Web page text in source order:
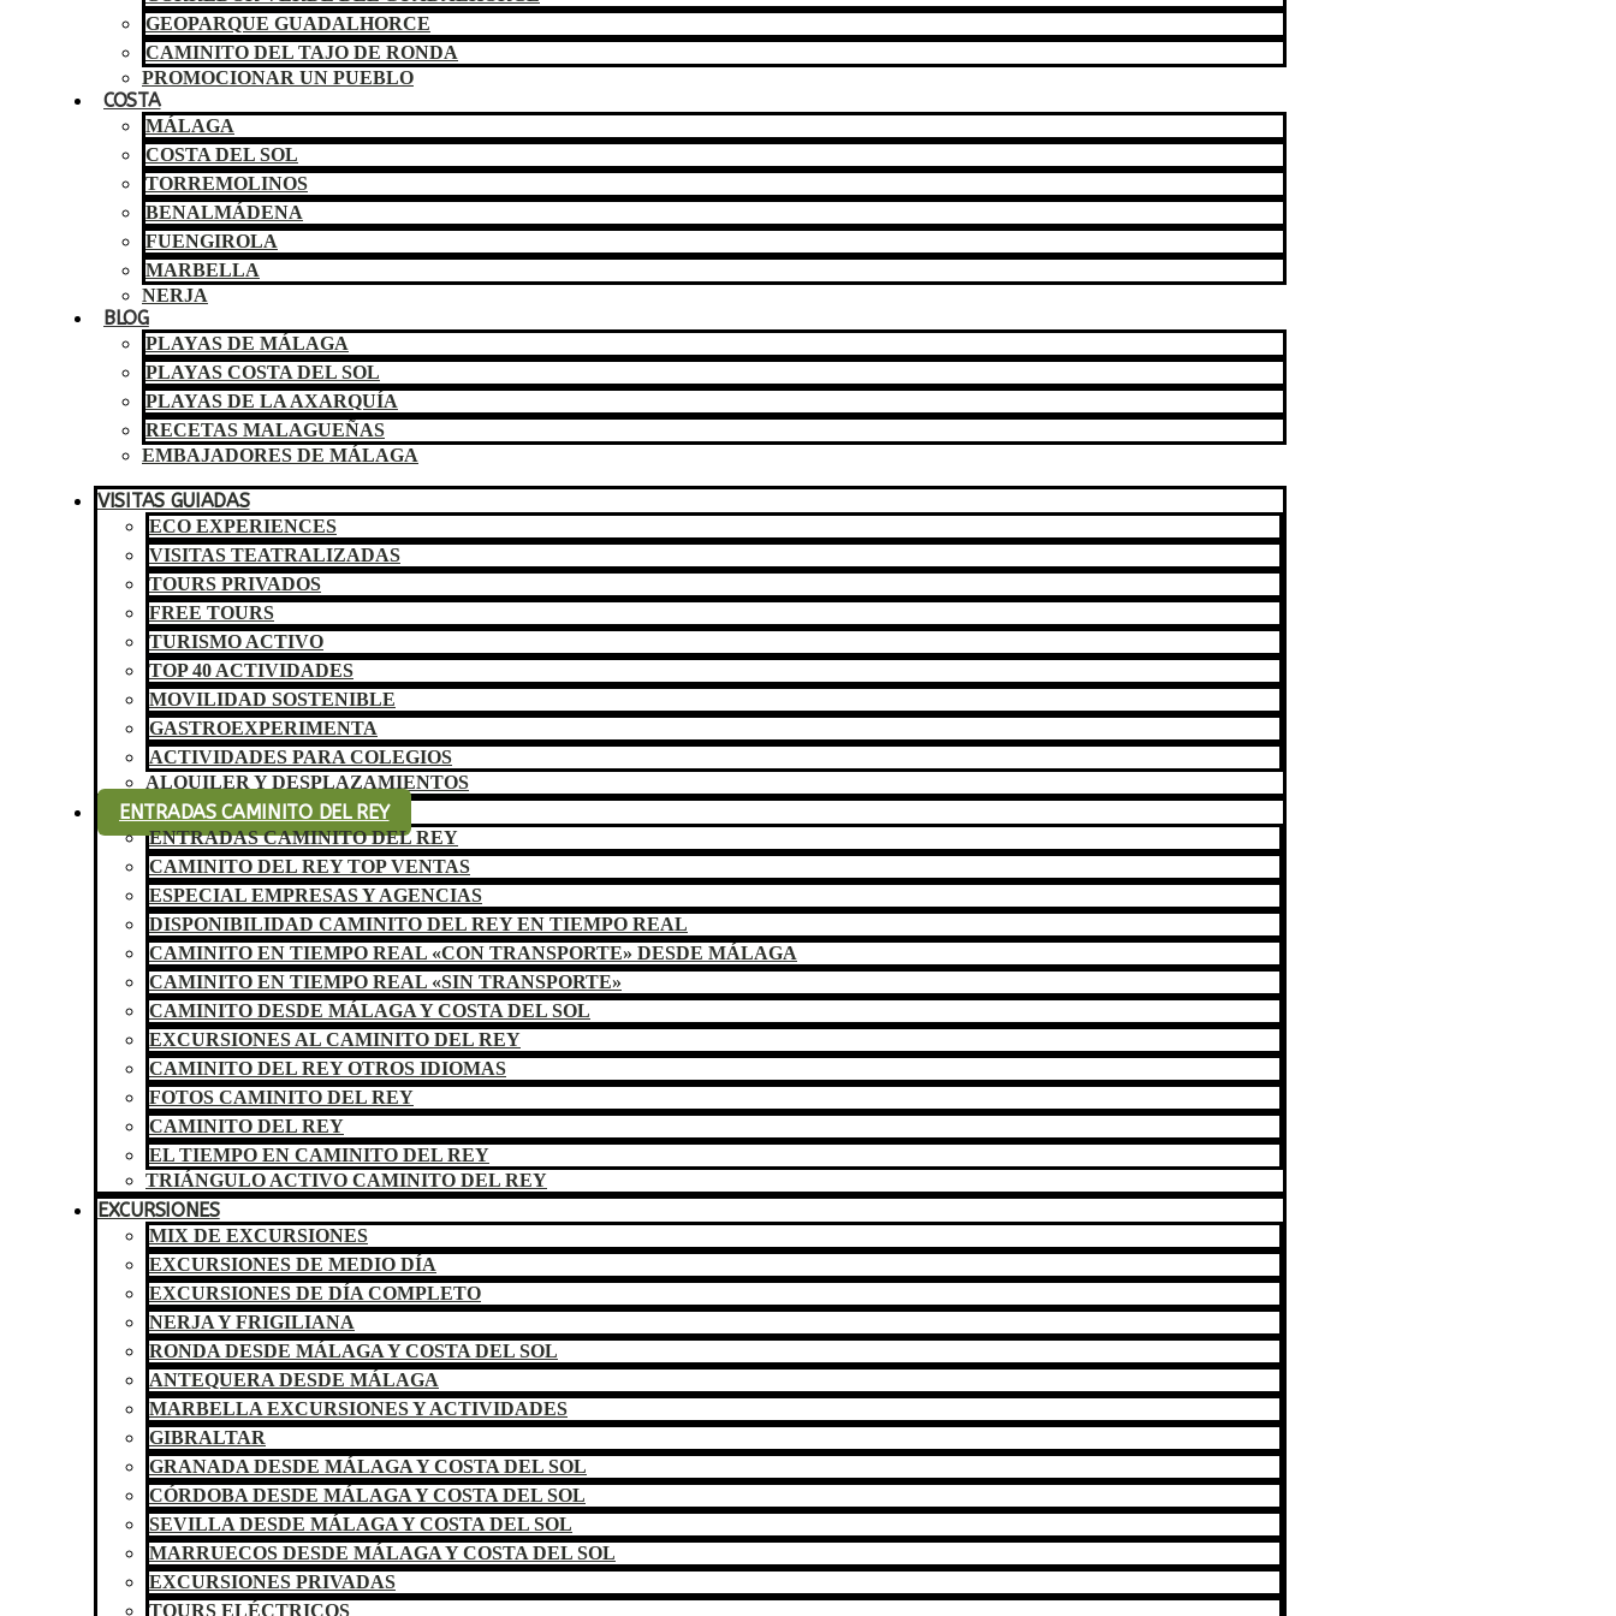
GEOPARQUE GUADALHORCE
CAMINITO DEL TAJO DE RONDA
PROMOCIONAR UN PUEBLO
COSTA
MÁLAGA
COSTA DEL SOL
TORREMOLINOS
BENALMÁDENA
FUENGIROLA
MARBELLA
NERJA
BLOG
PLAYAS DE MÁLAGA
PLAYAS COSTA DEL SOL
PLAYAS DE LA AXARQUÍA
RECETAS MALAGUEÑAS
EMBAJADORES DE MÁLAGA
VISITAS GUIADAS
ECO EXPERIENCES
VISITAS TEATRALIZADAS
TOURS PRIVADOS
FREE TOURS
TURISMO ACTIVO
TOP 40 ACTIVIDADES
MOVILIDAD SOSTENIBLE
GASTROEXPERIMENTA
ACTIVIDADES PARA COLEGIOS
ALQUILER Y DESPLAZAMIENTOS
ENTRADAS CAMINITO DEL REY
ENTRADAS CAMINITO DEL REY
CAMINITO DEL REY TOP VENTAS
ESPECIAL EMPRESAS Y AGENCIAS
DISPONIBILIDAD CAMINITO DEL REY EN TIEMPO REAL
CAMINITO EN TIEMPO REAL «CON TRANSPORTE» DESDE MÁLAGA
CAMINITO EN TIEMPO REAL «SIN TRANSPORTE»
CAMINITO DESDE MÁLAGA Y COSTA DEL SOL
EXCURSIONES AL CAMINITO DEL REY
CAMINITO DEL REY OTROS IDIOMAS
FOTOS CAMINITO DEL REY
CAMINITO DEL REY
EL TIEMPO EN CAMINITO DEL REY
TRIÁNGULO ACTIVO CAMINITO DEL REY
EXCURSIONES
MIX DE EXCURSIONES
EXCURSIONES DE MEDIO DÍA
EXCURSIONES DE DÍA COMPLETO
NERJA Y FRIGILIANA
RONDA DESDE MÁLAGA Y COSTA DEL SOL
ANTEQUERA DESDE MÁLAGA
MARBELLA EXCURSIONES Y ACTIVIDADES
GIBRALTAR
GRANADA DESDE MÁLAGA Y COSTA DEL SOL
CÓRDOBA DESDE MÁLAGA Y COSTA DEL SOL
SEVILLA DESDE MÁLAGA Y COSTA DEL SOL
MARRUECOS DESDE MÁLAGA Y COSTA DEL SOL
EXCURSIONES PRIVADAS
TOURS ELÉCTRICOS